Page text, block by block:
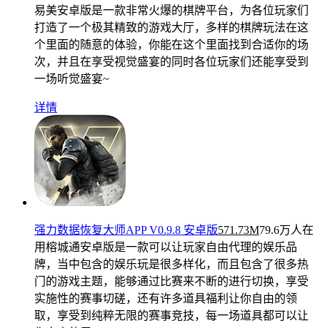
易美安卓版是一款非常火爆的棋牌平台，为各位玩家们
打造了一个极其精致的游戏大厅，多样的棋牌玩法在这
个里面的随意的体验，你能在这个里面找到合适你的场
次，并且在享受视觉盛宴的同时各位玩家们还能享受到
一场听觉盛宴~
详情
强力数据恢复大师APP V0.9.8 安卓版571.73M79.6万人在
用榕城通安卓版是一款可以让玩家自由代理的娱乐品
牌，当中包含的娱乐玩是很多样化，而且包含了很多热
门的游戏主题，能够通过比赛来不断的进行切换，享受
实施性的赛事切磋，还有许多道具福利让你自由的领
取，享受到纯粹无限的赛事竞技，每一场道具都可以让